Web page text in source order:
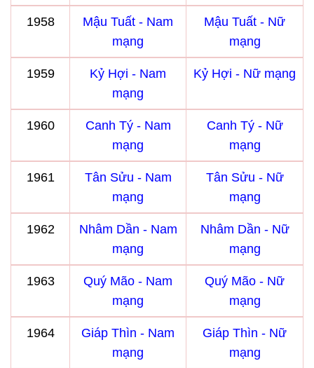
1958
Mậu Tuất - Nam
mạng
Mậu Tuất - Nữ
mạng
1959
Kỷ Hợi - Nam
mạng
Kỷ Hợi - Nữ mạng
1960
Canh Tý - Nam
mạng
Canh Tý - Nữ
mạng
1961
Tân Sửu - Nam
mạng
Tân Sửu - Nữ
mạng
1962
Nhâm Dần - Nam
mạng
Nhâm Dần - Nữ
mạng
1963
Quý Mão - Nam
mạng
Quý Mão - Nữ
mạng
1964
Giáp Thìn - Nam
mạng
Giáp Thìn - Nữ
mạng